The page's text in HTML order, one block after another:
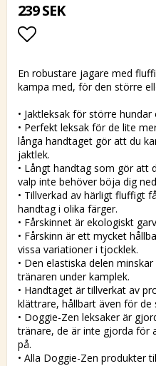
239 SEK
Lägg till i
En robustare jagare med
kampa med, för den större
• Jaktleksak för större
• Perfekt leksak för de lite
långa handtaget gör att du
jaktlek.
• Långt handtag som gör att
valp inte behöver böja dig
• Tillverkad av härligt fluffigt
handtag i olika färger.
• Fårskinnet är ekologiskt
• Fårskinn är ett mycket
vissa variationer i tjocklek.
• Den elastiska delen
tränaren under kamplek.
• Handtaget är tillverkat av
klättrare, hållbart även för de
• Doggie-Zen leksaker är
tränare, de är inte gjorda för
på.
• Alla Doggie-Zen produkter